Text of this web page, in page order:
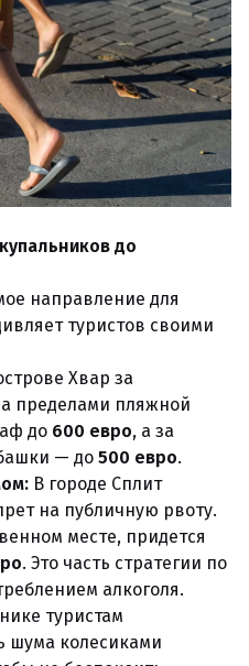
до
направление для
туристов своими
Хвар за
пределами пляжной
до 600 евро, а за
— до 500 евро.
В городе Сплит
на публичную рвоту.
месте, придется
. Это часть стратегии по
алкоголя.
туристам
шума колесиками